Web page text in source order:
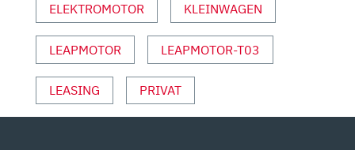
VON
ANZEIGEN
ELEKTROMOTOR KLEINWAGEN
LEAPMOTOR LEAPMOTOR-T03
LEASING PRIVAT